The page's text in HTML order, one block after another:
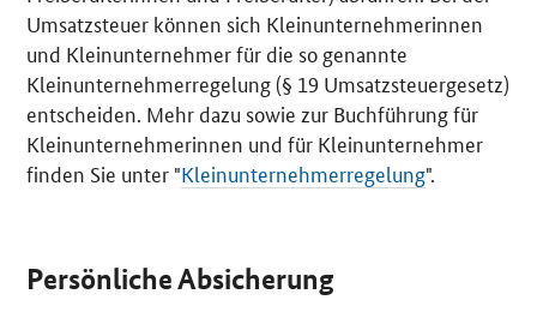
Umsatzsteuer können sich Kleinunternehmerinnen
und Kleinunternehmer für die so genannte
Kleinunternehmerregelung (§ 19 Umsatzsteuergesetz)
entscheiden. Mehr dazu sowie zur Buchführung für
Kleinunternehmerinnen und für Kleinunternehmer
finden Sie unter "Kleinunternehmerregelung".
Persönliche Absicherung